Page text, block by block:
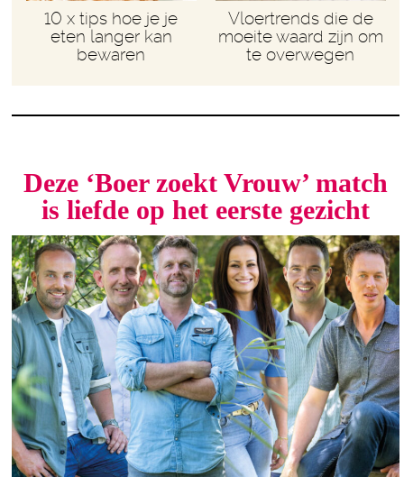
10 x tips hoe je je
eten langer kan
bewaren
Vloertrends die de
moeite waard zijn om
te overwegen
Deze ‘Boer zoekt Vrouw’ match
is liefde op het eerste gezicht